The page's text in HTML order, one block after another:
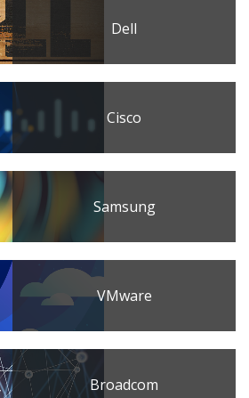
Dell
Cisco
Samsung
VMware
Broadcom